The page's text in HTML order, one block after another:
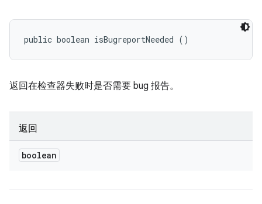
public boolean isBugreportNeeded ()
返回在检查器失败时是否需要 bug 报告。
返回
boolean